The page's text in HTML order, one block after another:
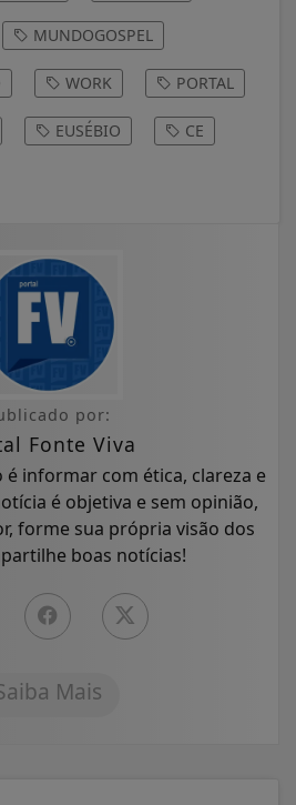
MUNDOGOSPEL
WORK PORTAL
EUSÉBIO CE
por:
Fonte Viva
informar com ética, clareza e
é objetiva e sem opinião,
forme sua própria visão dos
boas notícias!
Mais